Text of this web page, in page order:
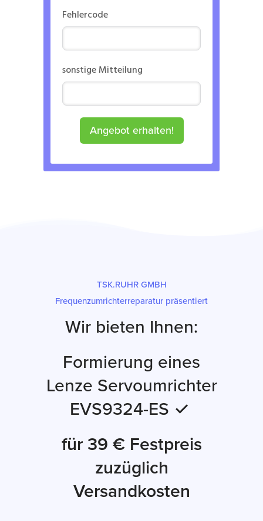
Fehlercode
sonstige Mitteilung
Angebot erhalten!
TSK.RUHR GMBH
Frequenzumrichterreparatur präsentiert
Wir bieten Ihnen:
Formierung eines
Lenze Servoumrichter
EVS9324-ES ✓
für 39 € Festpreis
zuzüglich
Versandkosten